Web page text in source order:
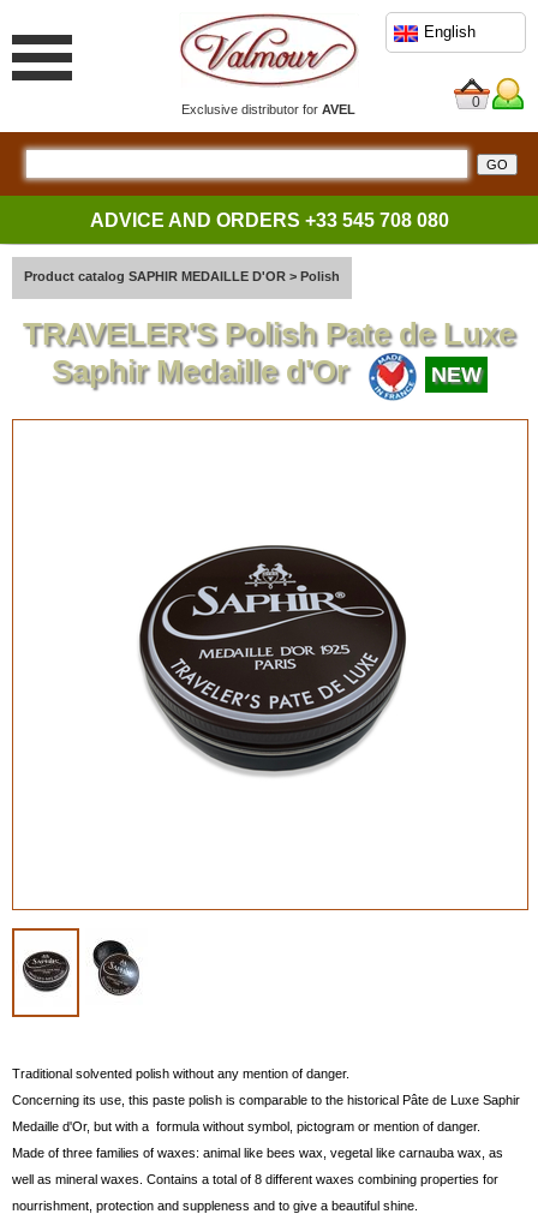
Exclusive distributor forAVEL
English
0
ADVICE AND ORDERS +33 545 708 080
Product catalog SAPHIR MEDAILLE D'OR > Polish
TRAVELER'S Polish Pate de Luxe
Saphir Medaille d'Or
NEW
Traditional solvented polish without any mention of danger.
Concerning its use, this paste polish is comparable to the historical Pâte de Luxe Saphir
Medaille d'Or, but with a formula without symbol, pictogram or mention of danger.
Made of three families of waxes: animal like bees wax, vegetal like carnauba wax, as
well as mineral waxes. Contains a total of 8 different waxes combining properties for
nourrishment, protection and suppleness and to give a beautiful shine.